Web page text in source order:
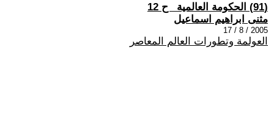
(91) الحكومة العالمية_ ح 12
مثنى ابراهيم اسماعيل
2005 / 8 / 17
العولمة وتطورات العالم المعاصر